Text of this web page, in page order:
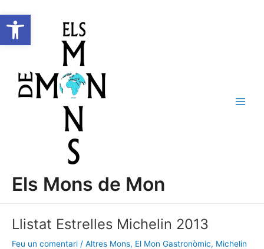
Obre la barra d'eines
contingut
Els Mons de Mon
Llistat Estrelles Michelin 2013
Feu un comentari / Altres Mons, El Mon Gastronòmic, Michelin
d'entrades
e
r